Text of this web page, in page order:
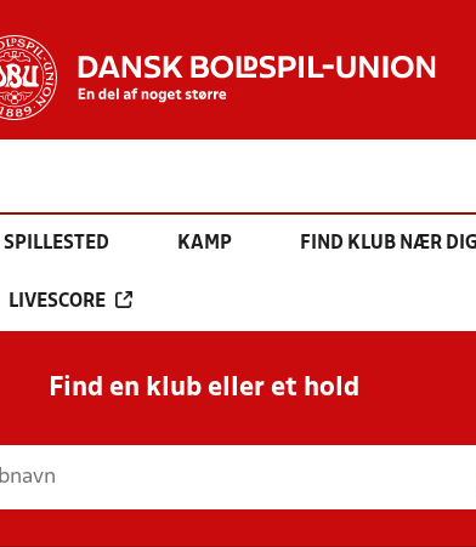
SPILLESTED KAMP FIND KLUB NÆR DIG
LIVESCORE
Find en klub eller et hold